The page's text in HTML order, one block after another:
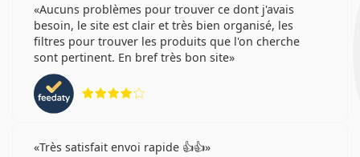
Aucuns problèmes pour trouver ce dont j'avais
besoin, le site est clair et très bien organisé, les
filtres pour trouver les produits que l'on cherche
sont pertinent. En bref très bon site
Très satisfait envoi rapide 👍👍